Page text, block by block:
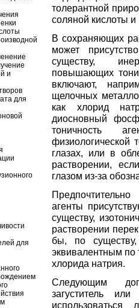
и
для
для
толерантной
соляной кислоты и
В сохраняющих
может
существу,
повышающих
включают,
щелочных
как хлорид
диосновный
тоничность
физиологической
глазах, или в
растворении,
глазом из-за
агенты
существу,
растворении
бы, по существу,
эквивалентным по
хлорида натрия.
Следующим
загуститель